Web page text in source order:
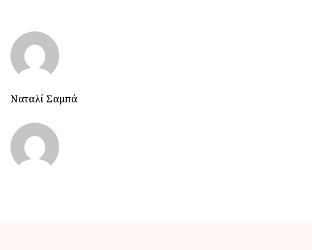
Ναταλί Σαμπά